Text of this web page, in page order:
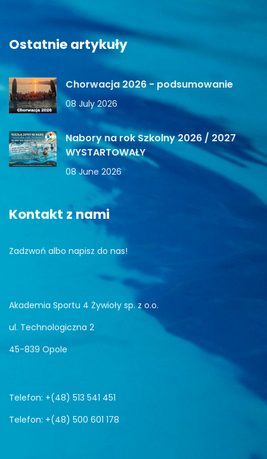
Ostatnie artykuły
Chorwacja 2026 - podsumowanie
08 July 2026
Nabory na rok Szkolny 2026 / 2027
WYSTARTOWAŁY
08 June 2026
Kontakt z nami
Zadzwoń albo napisz do nas!
Akademia Sportu 4 Żywioły sp. z o.o.
ul. Technologiczna 2
45-839 Opole
Telefon: +(48) 513 541 451
Telefon: +(48) 500 601 178